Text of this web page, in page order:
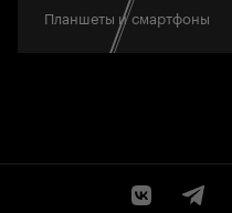
Планшеты и смартфоны